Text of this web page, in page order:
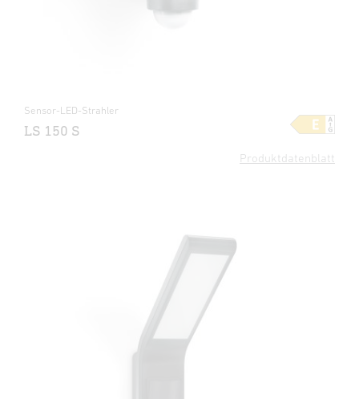
Produktdatenblatt
Sensor-LED-Strahler
LS 150 S